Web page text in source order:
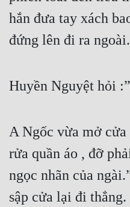
hắn đưa tay xách
đứng lên đi ra ngoài.
Huyền Nguyệt hỏi
A Ngốc vừa mở
rửa quần áo , đỡ
ngọc nhãn của
sập cửa lại đi thẳng.